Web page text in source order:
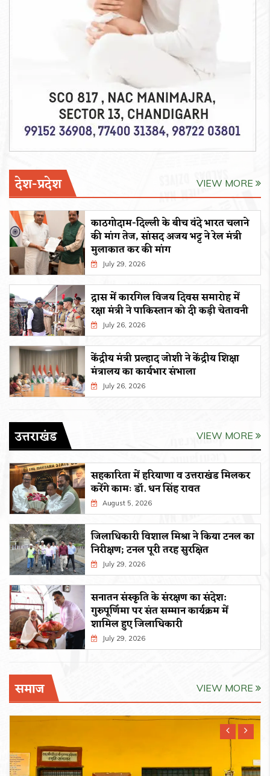
देश-प्रदेश VIEW MORE
काठगोदाम-दिल्ली के बीच वंदे भारत चलाने
की मांग तेज, सांसद अजय भट्ट ने रेल मंत्री
मुलाकात कर की मांग
July 29, 2026
द्रास में कारगिल विजय दिवस समारोह में
रक्षा मंत्री ने पाकिस्तान को दी कड़ी चेतावनी
July 26, 2026
केंद्रीय मंत्री प्रल्हाद जोशी ने केंद्रीय शिक्षा
मंत्रालय का कार्यभार संभाला
July 26, 2026
उत्तराखंड VIEW MORE
सहकारिता में हरियाणा व उत्तराखंड मिलकर
करेंगे कामः डाॅ. धन सिंह रावत
August 5, 2026
जिलाधिकारी विशाल मिश्रा ने किया टनल का
निरीक्षण; टनल पूरी तरह सुरक्षित
July 29, 2026
सनातन संस्कृति के संरक्षण का संदेश:
गुरुपूर्णिमा पर संत सम्मान कार्यक्रम में
शामिल हुए जिलाधिकारी
July 29, 2026
समाज VIEW MORE